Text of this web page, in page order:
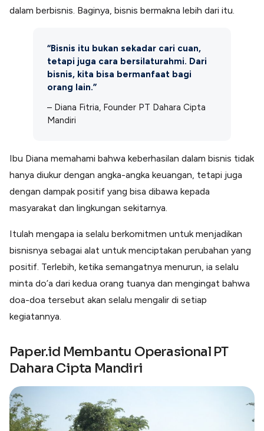
dalam berbisnis. Baginya, bisnis bermakna lebih dari itu.
“Bisnis itu bukan sekadar cari cuan,
tetapi juga cara bersilaturahmi. Dari
bisnis, kita bisa bermanfaat bagi
orang lain.”
– Diana Fitria, Founder PT Dahara Cipta
Mandiri
Ibu Diana memahami bahwa keberhasilan dalam bisnis tidak
hanya diukur dengan angka-angka keuangan, tetapi juga
dengan dampak positif yang bisa dibawa kepada
masyarakat dan lingkungan sekitarnya.
Itulah mengapa ia selalu berkomitmen untuk menjadikan
bisnisnya sebagai alat untuk menciptakan perubahan yang
positif. Terlebih, ketika semangatnya menurun, ia selalu
minta do’a dari kedua orang tuanya dan mengingat bahwa
doa-doa tersebut akan selalu mengalir di setiap
kegiatannya.
Paper.id Membantu Operasional PT
Dahara Cipta Mandiri